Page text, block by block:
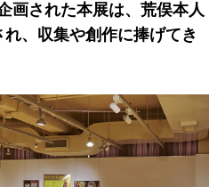
画された本展は、荒俣本人
、収集や創作に捧げてき